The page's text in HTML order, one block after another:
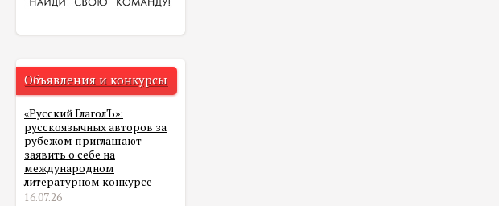
Объявления и конкурсы
«Русский ГлаголЪ»:
русскоязычных авторов за
рубежом приглашают
заявить о себе на
международном
литературном конкурсе
16.07.26